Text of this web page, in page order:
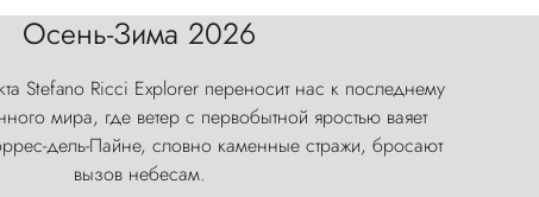
Осень-Зима 2026
Stefano Ricci Explorer переносит нас к последнему
мира, где ветер с первобытной яростью ваяет
дель-Пайне, словно каменные стражи, бросают
вызов небесам.